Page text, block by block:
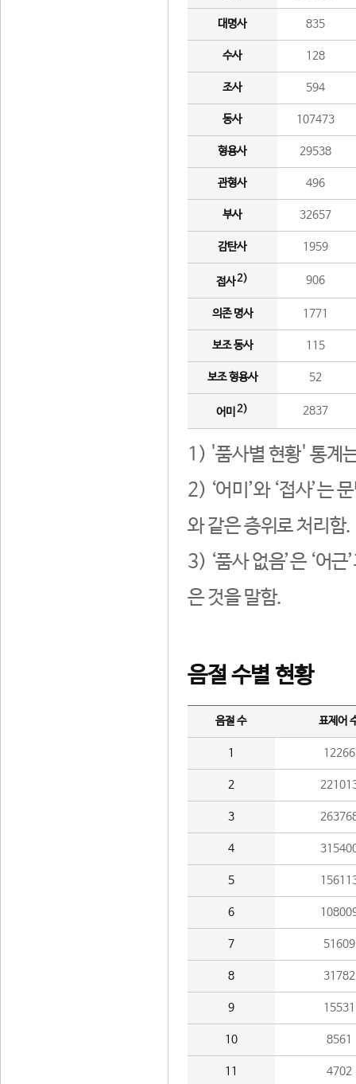
대명사 835
수사 128
조사 594
동사 107473
형용사 29538
관형사 496
부사 32657
감탄사 1959
접사2) 906
의존 명사 1771
보조 동사 115
보조 형용사 52
어미 2) 2837
1) '품사별 현황' 통계
2) ‘어미’와 ‘접사’는
와 같은 층위로 처리함.
3) ‘품사 없음’은 ‘어
은 것을 말함.
음절 수별 현황
음절 수 표제어
1 12266
2
3
4
5
6
7 51609
8 31782
9 15531
10 8561
11 4702